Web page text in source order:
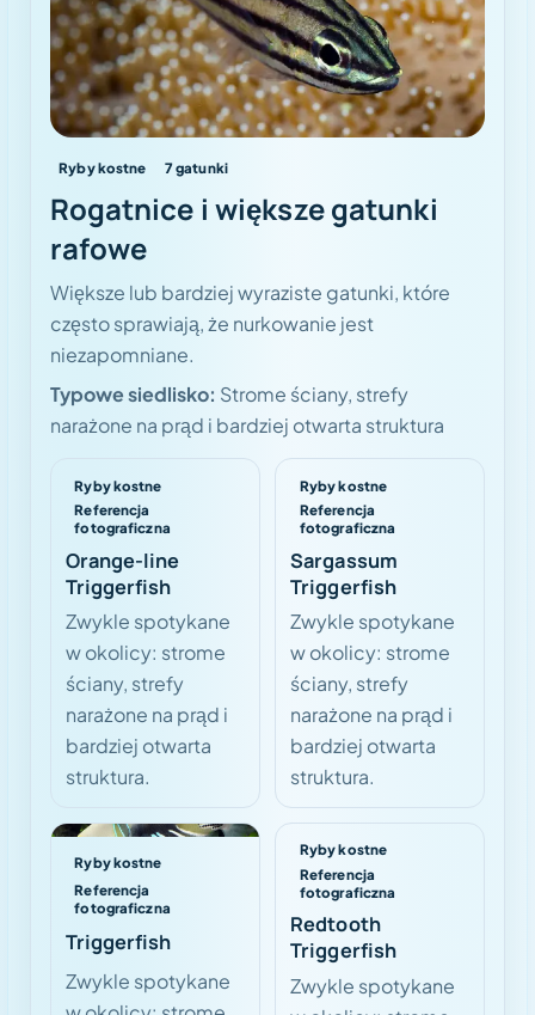
Ryby kostne 7gatunki
Rogatnice i większe gatunki
rafowe
Większe lub bardziej wyraziste gatunki, które
często sprawiają, że nurkowanie jest
niezapomniane.
Typowe siedlisko: Strome ściany, strefy
narażone na prąd i bardziej otwarta struktura
Ryby kostne
Referencja
fotograficzna
Orange-line
Triggerfish
Zwykle spotykane
w okolicy: strome
ściany, strefy
narażone na prąd i
bardziej otwarta
struktura.
Ryby kostne
Referencja
fotograficzna
Sargassum
Triggerfish
Zwykle spotykane
w okolicy: strome
ściany, strefy
narażone na prąd i
bardziej otwarta
struktura.
Ryby kostne
Referencja
fotograficzna
Triggerfish
Zwykle spotykane
Ryby kostne
Referencja
fotograficzna
Redtooth
Triggerfish
Zwykle spotykane